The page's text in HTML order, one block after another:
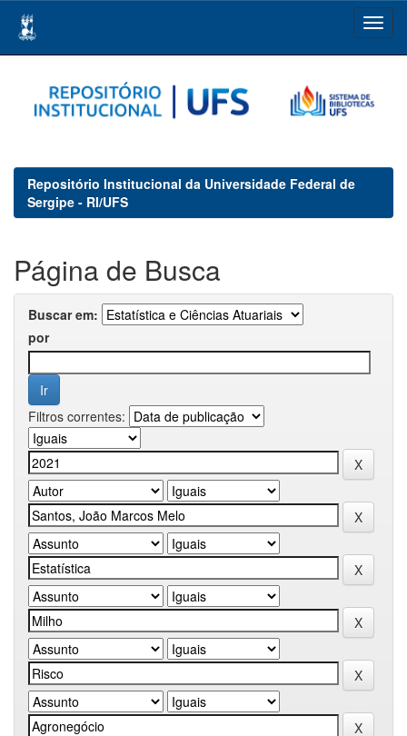
navigation
Repositório Institucional da Universidade Federal de
Sergipe - RI/UFS
Página de Busca
Buscar em:
por
Filtros correntes: